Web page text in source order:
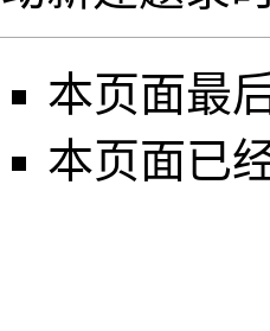
本页面最
本页面已